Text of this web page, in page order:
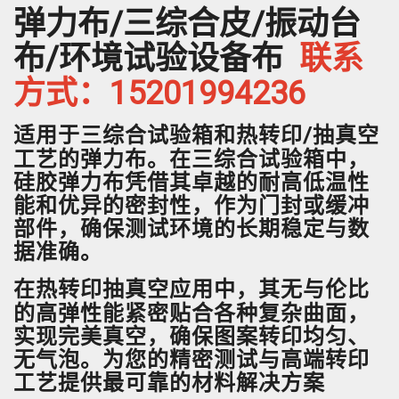
弹力布/三综合皮/振动台
布/环境试验设备布 联系
方式：15201994236
适用于三综合试验箱和热转印/抽真空
工艺的弹力布。在三综合试验箱中，
硅胶弹力布凭借其卓越的耐高低温性
能和优异的密封性，作为门封或缓冲
部件，确保测试环境的长期稳定与数
据准确。
在热转印抽真空应用中，其无与伦比
的高弹性能紧密贴合各种复杂曲面，
实现完美真空，确保图案转印均匀、
无气泡。为您的精密测试与高端转印
工艺提供最可靠的材料解决方案